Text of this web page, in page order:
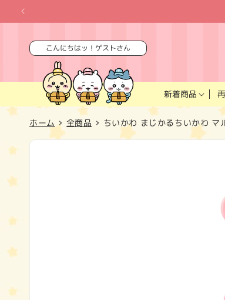
ンツに
進む
こんにちはッ！ゲストさん
新着商品
ホーム 全商品 ちいかわ まじかるちいかわ マ